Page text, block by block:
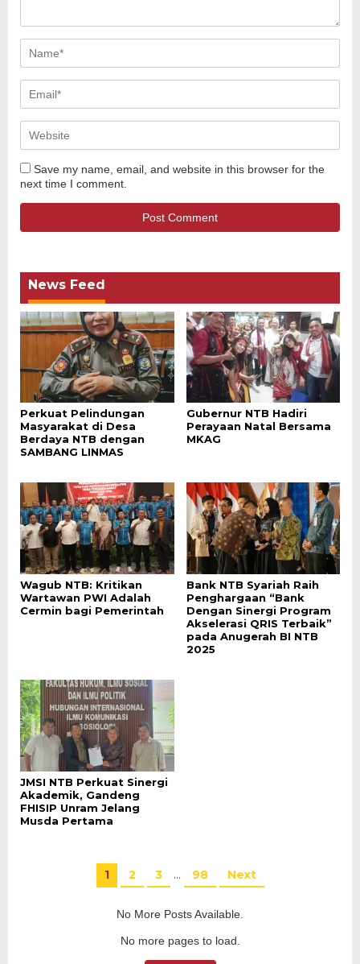
Save my name, email, and website in this browser for the
next time I comment.
News Feed
Perkuat Pelindungan
Masyarakat di Desa
Berdaya NTB dengan
SAMBANG LINMAS
Gubernur NTB Hadiri
Perayaan Natal Bersama
MKAG
Wagub NTB: Kritikan
Wartawan PWI Adalah
Cermin bagi Pemerintah
Bank NTB Syariah Raih
Penghargaan “Bank
Dengan Sinergi Program
Akselerasi QRIS Terbaik”
pada Anugerah BI NTB
2025
JMSI NTB Perkuat Sinergi
Akademik, Gandeng
FHISIP Unram Jelang
Musda Pertama
1 2 3 … 98 Next
No More Posts Available.
No more pages to load.